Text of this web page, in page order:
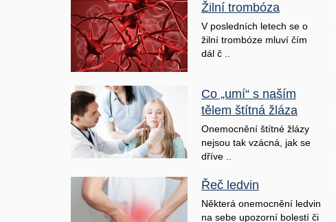
Žilní trombóza
V posledních letech se o
žilní trombóze mluví čím
dál č ..
Co „umí“ s naším
tělem štítná žláza
Onemocnění štítné žlázy
nejsou tak vzácná, jak se
dříve ..
Řeč ledvin
Některá onemocnění ledvin
na sebe upozorní bolestí či